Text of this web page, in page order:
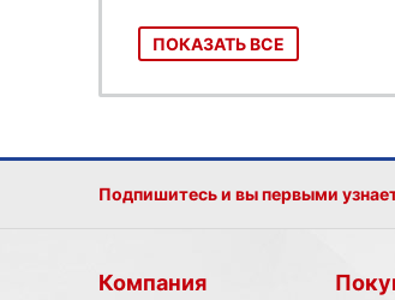
ПОКАЗАТЬ ВСЕ
Подпишитесь и вы первыми
Компания